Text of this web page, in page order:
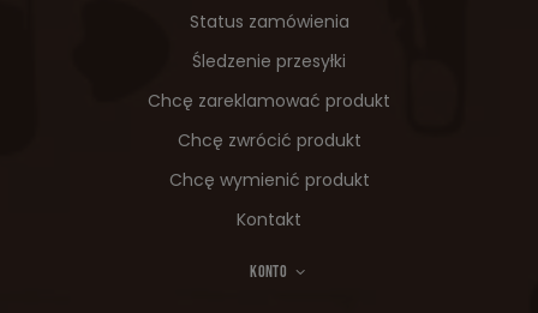
Status zamówienia
Śledzenie przesyłki
Chcę zareklamować produkt
Chcę zwrócić produkt
Chcę wymienić produkt
Kontakt
KONTO